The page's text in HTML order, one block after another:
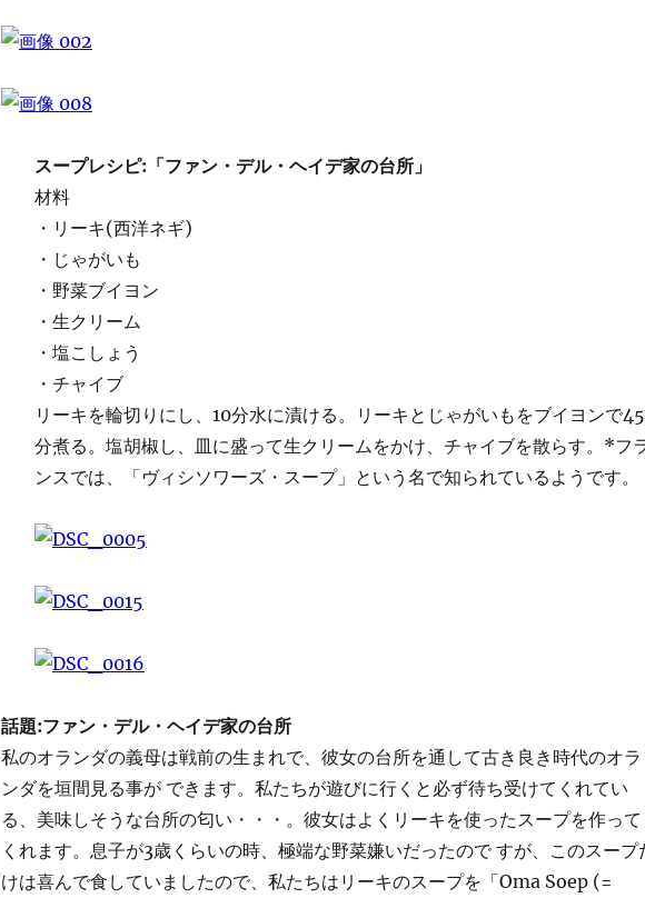
スープレシピ:「ファン・デル・ヘイデ家の台所」
材料
・リーキ(西洋ネギ)
・じゃがいも
・野菜ブイヨン
・生クリーム
・塩こしょう
・チャイブ
リーキを輪切りにし、10分水に漬ける。リーキとじゃがいもをブイヨンで45
分煮る。塩胡椒し、皿に盛って生クリームをかけ、チャイブを散らす。*フ
ンスでは、「ヴィシソワーズ・スープ」という名で知られているようです。
話題:ファン・デル・ヘイデ家の台所
私のオランダの義母は戦前の生まれで、彼女の台所を通して古き良き時代のオラ
ンダを垣間見る事が できます。私たちが遊びに行くと必ず待ち受けてくれてい
る、美味しそうな台所の匂い・・・。彼女はよくリーキを使ったスープを作って
くれます。息子が3歳くらいの時、極端な野菜嫌いだったので すが、このスープ
けは喜んで食していましたので、私たちはリーキのスープを「Oma Soep (=